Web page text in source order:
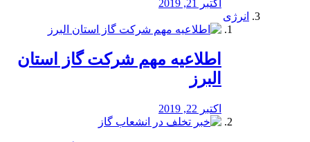
اکتبر 21, 2019
انرژی
️اطلاعیه مهم شرکت گاز استان
البرز
اکتبر 22, 2019